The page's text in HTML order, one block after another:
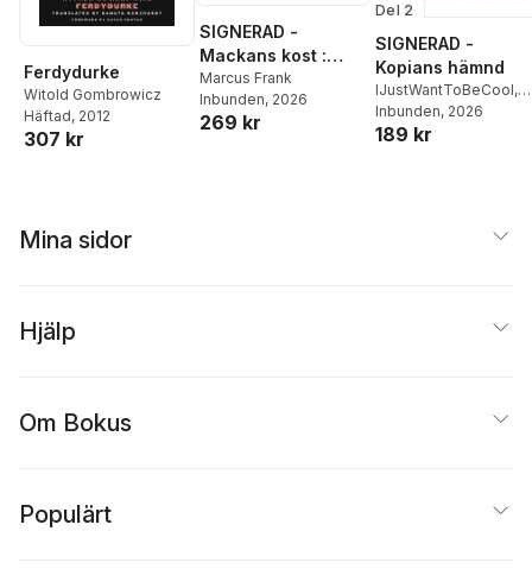
Ferdydurke
Witold Gombrowicz
Häftad, 2012
307 kr
SIGNERAD -
Mackans kost :
Middagar och
matlådor
Marcus Frank
Inbunden, 2026
269 kr
Del 2
SIGNERAD -
Kopians hämnd
IJustWantToBeCool,
Joel Adolphson
Ejdemo Beer
Inbunden, 2026
189 kr
Mina sidor
Hjälp
Om Bokus
Populärt